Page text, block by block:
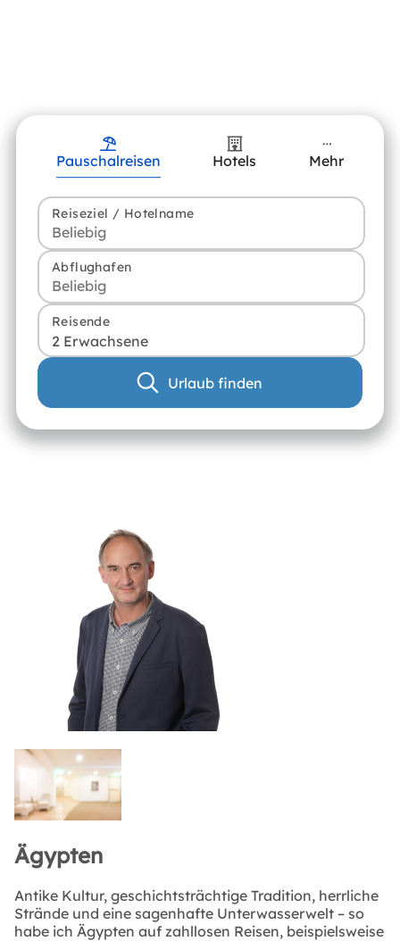
Pauschalreisen Hotels Mehr
Reiseziel / Hotelname
Abflughafen
Reisende
2 Erwachsene
Urlaub finden
Ägypten
Antike Kultur, geschichtsträchtige Tradition, herrliche
Strände und eine sagenhafte Unterwasserwelt – so
habe ich Ägypten auf zahllosen Reisen, beispielsweise